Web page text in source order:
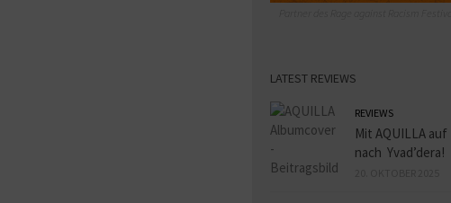
LATEST REVIEWS
REVIEWS
Mit AQUILLA auf
nach Yvad’dera!